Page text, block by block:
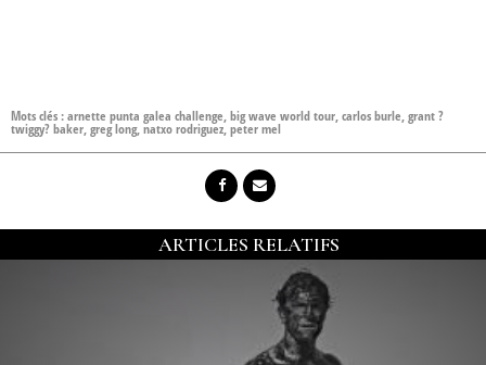
Mots clés :arnette punta galea challenge,big wave world tour,carlos burle,grant ?
twiggy? baker,greg long,natxo rodriguez,peter mel
ARTICLES RELATIFS